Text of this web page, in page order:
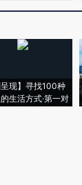
呈现】寻找100种
生活方式·第一对